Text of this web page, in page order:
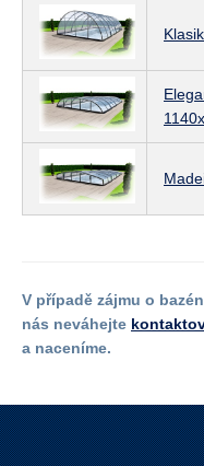
V případě zájmu o
nás neváhejte
a naceníme.